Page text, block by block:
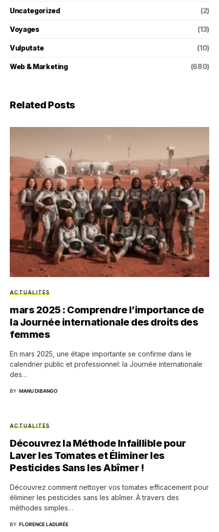
Uncategorized (2)
Voyages (13)
Vulputate (10)
Web & Marketing (680)
Related Posts
ACTUALITÉS
mars 2025 : Comprendre l’importance de
la Journée internationale des droits des
femmes
En mars 2025, une étape importante se confirme dans le
calendrier public et professionnel: la Journée internationale
des…
BY MANU DIBANGO
ACTUALITÉS
Découvrez la Méthode Infaillible pour
Laver les Tomates et Éliminer les
Pesticides Sans les Abîmer !
Découvrez comment nettoyer vos tomates efficacement pour
éliminer les pesticides sans les abîmer. À travers des
méthodes simples…
BY FLORENCE LADURÉE